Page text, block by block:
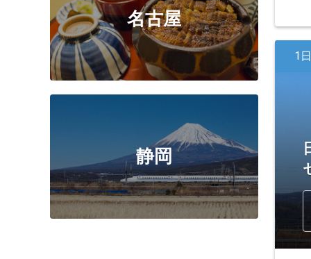
名古屋
静岡
1